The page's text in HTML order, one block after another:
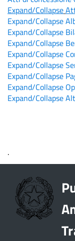
Expand/Collapse
Expand/Collapse
Expand/Collapse
Expand/Collapse
Expand/Collapse
Expand/Collapse
Expand/Collapse
Expand/Collapse
Expand/Collapse
.